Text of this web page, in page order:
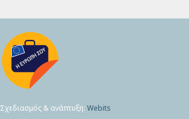
Σχεδιασμός & ανάπτυξη: Webits